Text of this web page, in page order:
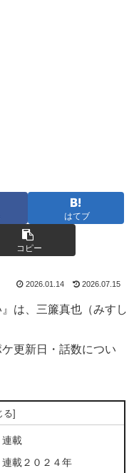
はてブ
コピー
2026.01.14 2026.07.15
は、三簾真也（みすし
更新日・話数につい
載
載２０２４年